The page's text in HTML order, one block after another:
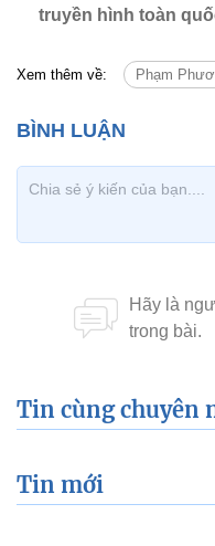
truyền hình toàn
Xem thêm về: Phạm
Tin cùng chuyên
Tin mới